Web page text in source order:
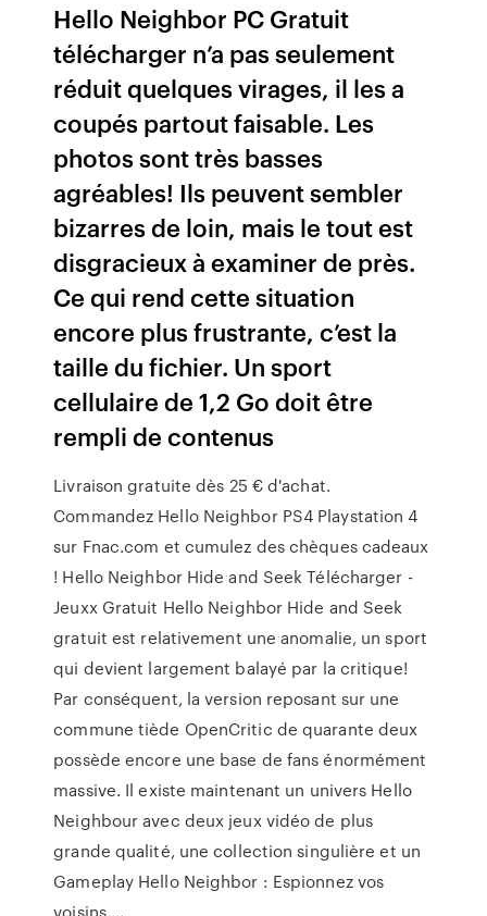
Hello Neighbor PC Gratuit
télécharger n’a pas seulement
réduit quelques virages, il les a
coupés partout faisable. Les
photos sont très basses
agréables! Ils peuvent sembler
bizarres de loin, mais le tout est
disgracieux à examiner de près.
Ce qui rend cette situation
encore plus frustrante, c’est la
taille du fichier. Un sport
cellulaire de 1,2 Go doit être
rempli de contenus
Livraison gratuite dès 25 € d'achat.
Commandez Hello Neighbor PS4 Playstation 4
sur Fnac.com et cumulez des chèques cadeaux
! Hello Neighbor Hide and Seek Télécharger -
Jeuxx Gratuit Hello Neighbor Hide and Seek
gratuit est relativement une anomalie, un sport
qui devient largement balayé par la critique!
Par conséquent, la version reposant sur une
commune tiède OpenCritic de quarante deux
possède encore une base de fans énormément
massive. Il existe maintenant un univers Hello
Neighbour avec deux jeux vidéo de plus
grande qualité, une collection singulière et un
Gameplay Hello Neighbor : Espionnez vos
voisins ...